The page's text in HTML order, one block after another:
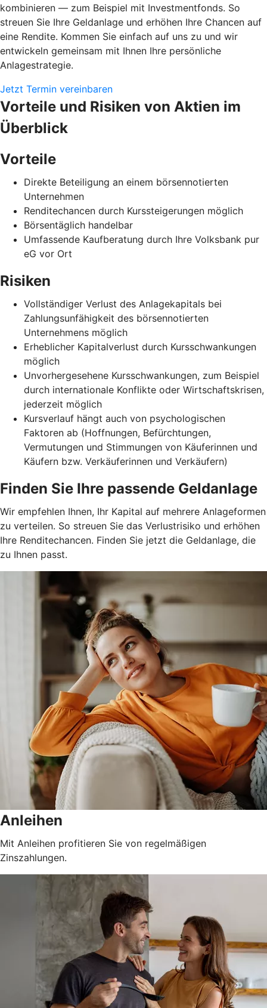
kombinieren — zum Beispiel mit Investmentfonds. So
streuen Sie Ihre Geldanlage und erhöhen Ihre Chancen auf
eine Rendite. Kommen Sie einfach auf uns zu und wir
entwickeln gemeinsam mit Ihnen Ihre persönliche
Anlagestrategie.
Jetzt Termin vereinbaren
Vorteile und Risiken von Aktien im
Überblick
Vorteile
Direkte Beteiligung an einem börsennotierten
Unternehmen
Renditechancen durch Kurssteigerungen möglich
Börsentäglich handelbar
Umfassende Kaufberatung durch Ihre Volksbank pur
eG vor Ort
Risiken
Vollständiger Verlust des Anlagekapitals bei
Zahlungsunfähigkeit des börsennotierten
Unternehmens möglich
Erheblicher Kapitalverlust durch Kursschwankungen
möglich
Unvorhergesehene Kursschwankungen, zum Beispiel
durch internationale Konflikte oder Wirtschaftskrisen,
jederzeit möglich
Kursverlauf hängt auch von psychologischen
Faktoren ab (Hoffnungen, Befürchtungen,
Vermutungen und Stimmungen von Käuferinnen und
Käufern bzw. Verkäuferinnen und Verkäufern)
Finden Sie Ihre passende Geldanlage
Wir empfehlen Ihnen, Ihr Kapital auf mehrere Anlageformen
zu verteilen. So streuen Sie das Verlustrisiko und erhöhen
Ihre Renditechancen. Finden Sie jetzt die Geldanlage, die
zu Ihnen passt.
Anleihen
Mit Anleihen profitieren Sie von regelmäßigen
Zinszahlungen.